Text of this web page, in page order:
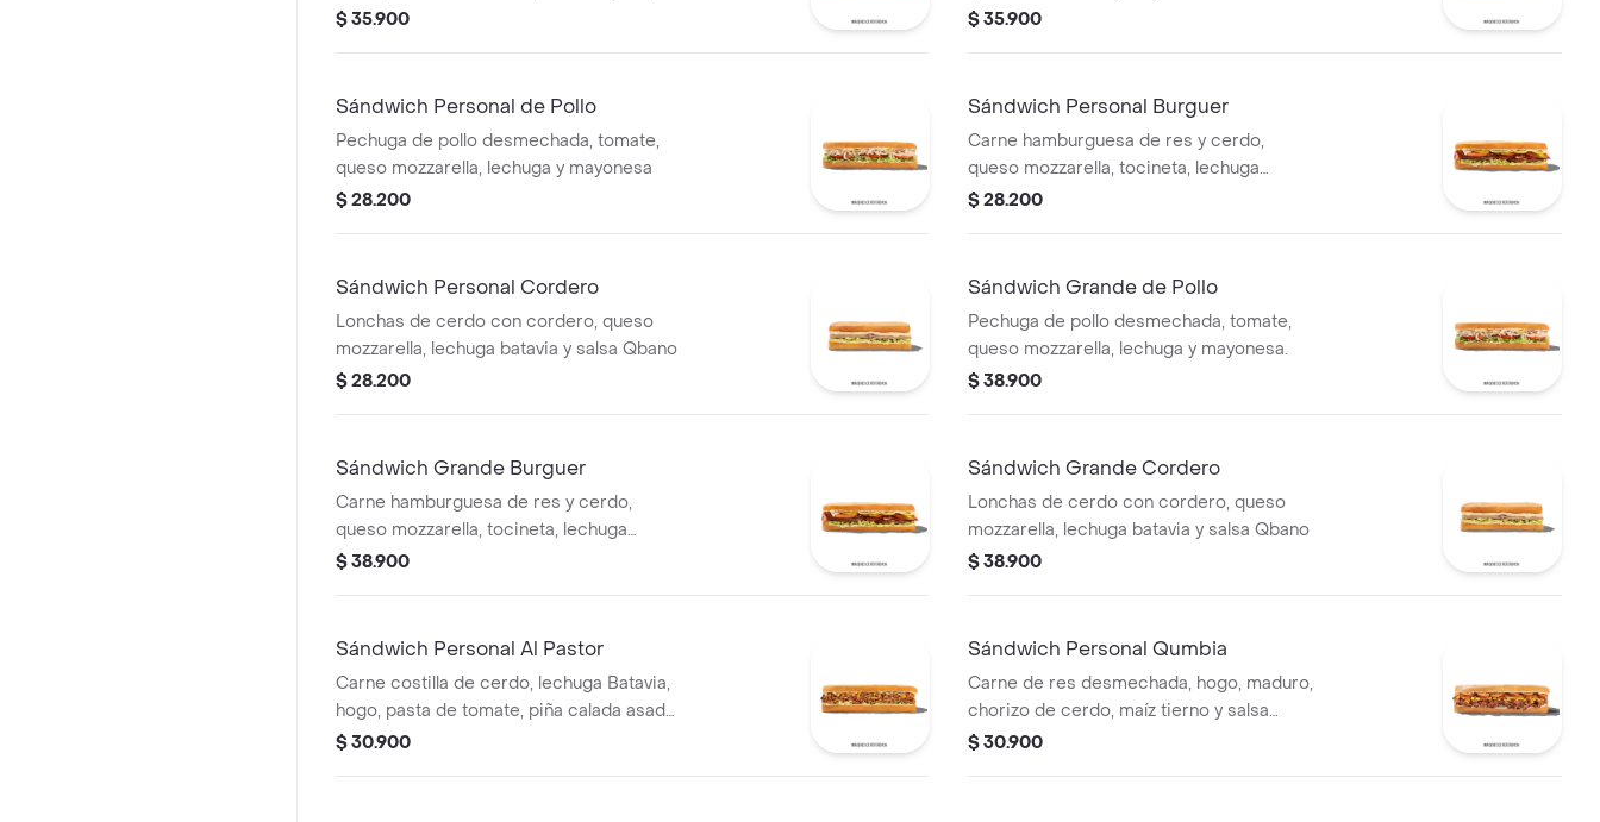
salchichón,tomate,queso
$ 35.900
$ 35.900
Sándwich Personal de Pollo
Pechuga de pollo desmechada, tomate,
queso mozzarella, lechuga y mayonesa
$ 28.200
Sándwich Personal Burguer
Carne hamburguesa de res y cerdo,
queso mozzarella, tocineta, lechuga
Batavia, tomate, pepinillos, salsa BBQ y
$ 28.200
Sándwich Personal Cordero
Lonchas de cerdo con cordero, queso
mozzarella, lechuga batavia y salsa Qbano
$ 28.200
Sándwich Grande de Pollo
Pechuga de pollo desmechada, tomate,
queso mozzarella, lechuga y mayonesa.
$ 38.900
Sándwich Grande Burguer
Carne hamburguesa de res y cerdo,
queso mozzarella, tocineta, lechuga
Batavia, tomate, pepinillos, salsa BBQ y
$ 38.900
Sándwich Grande Cordero
Lonchas de cerdo con cordero, queso
mozzarella, lechuga batavia y salsa Qbano
$ 38.900
Sándwich Personal Al Pastor
Carne costilla de cerdo, lechuga Batavia,
hogo, pasta de tomate, piña calada asada,
cebolla blanca y cilantro.
$ 30.900
Sándwich Personal Qumbia
Carne de res desmechada, hogo, maduro,
chorizo de cerdo, maíz tierno y salsa
Qbano.
$ 30.900